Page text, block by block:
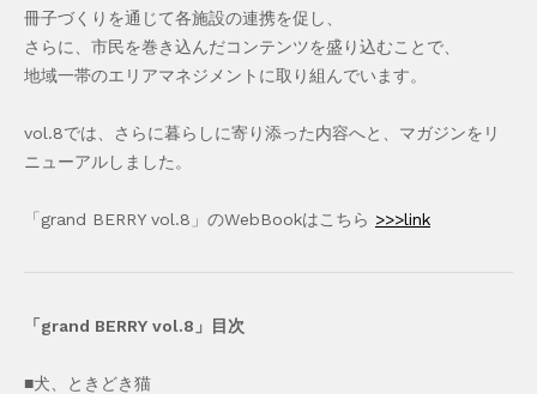
冊子づくりを通じて各施設の連携を促し、
さらに、市民を巻き込んだコンテンツを盛り込むことで、
地域一帯のエリアマネジメントに取り組んでいます。
vol.8では、さらに暮らしに寄り添った内容へと、マガジンをリ
ニューアルしました。
「grand BERRY vol.8」のWebBookはこちら >>>link
「grand BERRY vol.8」目次
■犬、ときどき猫